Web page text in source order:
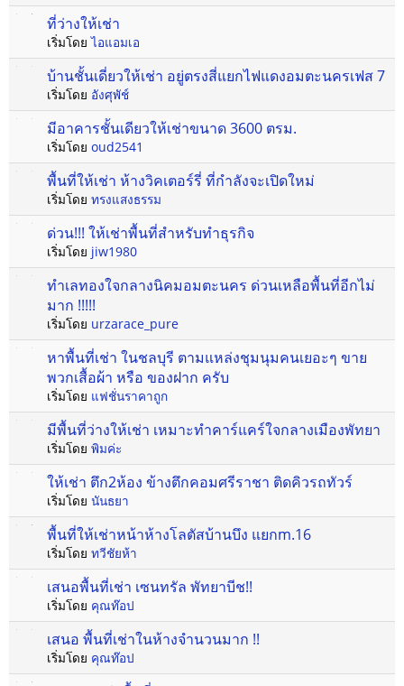
ที่ว่างให้เช่า
เริ่มโดยไอแอมเอ
บ้านชั้นเดี่ยวให้เช่า อยู่ตรงสี่แยกไฟแดงอมตะนครเฟส 7
เริ่มโดย อังศุพัช์
มีอาคารชั้นเดียวให้เช่าขนาด 3600 ตรม.
เริ่มโดย oud2541
พื้นที่ให้เช่า ห้างวิคเตอร์รี่ ที่กำลังจะเปิดใหม่
เริ่มโดย ทรงแสงธรรม
ด่วน!!! ให้เช่าพื้นที่สำหรับทำธุรกิจ
เริ่มโดย jiw1980
ทำเลทองใจกลางนิคมอมตะนคร ด่วนเหลือพื้นที่อีกไม่
มาก !!!!!
เริ่มโดย urzarace_pure
หาพื้นที่เช่า ในชลบุรี ตามแหล่งชุมนุมคนเยอะๆ ขาย
พวกเสื้อผ้า หรือ ของฝาก ครับ
เริ่มโดย แฟชั่นราคาถูก
มีพื้นที่ว่างให้เช่า เหมาะทำคาร์แคร์ใจกลางเมืองพัทยา
เริ่มโดย พิมค่ะ
ให้เช่า ตึก2ห้อง ข้างตึกคอมศรีราชา ติดคิวรถทัวร์
เริ่มโดย นันธยา
พื้นที่ให้เช่าหน้าห้างโลตัสบ้านบึง แยกm.16
เริ่มโดย ทวีชัยห้า
เสนอพื้นที่เช่า เซนทรัล พัทยาบีช!!
เริ่มโดย คุณท๊อป
เสนอ พื้นที่เช่าในห้างจำนวนมาก !!
เริ่มโดย คุณท๊อป